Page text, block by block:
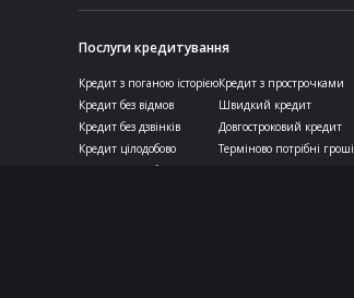
Послуги кредитування
Кредит з поганою історією
Кредит без відмов
Кредит без дзвінків
Кредит цілодобово
Кредит через банк ID
Кредит з прострочками
Швидкий кредит
Довгостроковий кредит
Терміново потрібні гроші